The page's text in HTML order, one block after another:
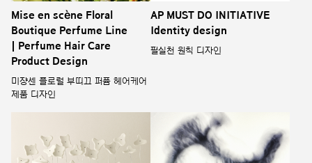
Mise en scène Floral
Boutique Perfume Line
| Perfume Hair Care
Product Design
미쟝센 플로럴 부띠끄 퍼퓸 헤어케어
제품 디자인
AP MUST DO INITIATIVE
Identity design
필실천 원칙 디자인